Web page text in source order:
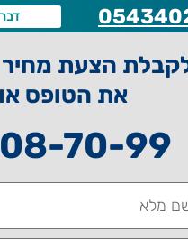
הצעת
את הטופס או
70-99